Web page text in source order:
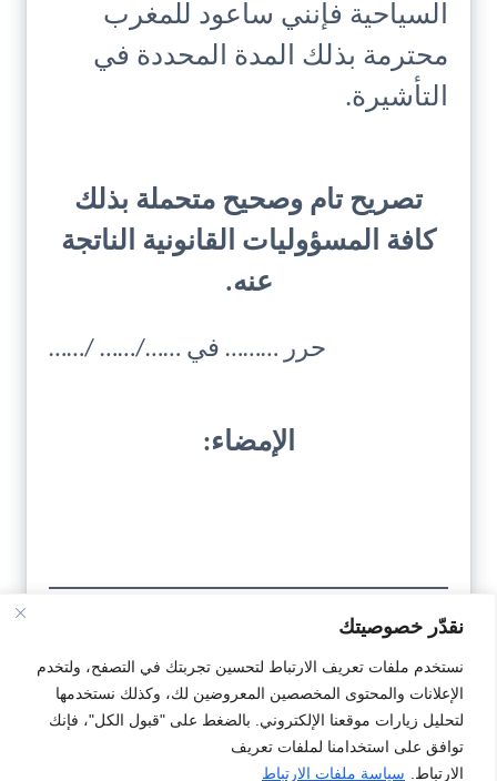
نقدّر خصوصيتك
نستخدم ملفات تعريف الارتباط لتحسين تجربتك في التصفح، ولتخدم
الإعلانات والمحتوى المخصصين المعروضين لك، وكذلك نستخدمها
لتحليل زيارات موقعنا الإلكتروني. بالضغط على "قبول الكل"، فإنك
توافق على استخدامنا لملفات تعريف
الارتباط.
سياسة ملفات الارتباط
السياحية فإنني سأعود للمغرب
محترمة بذلك المدة المحددة في
التأشيرة.
تصريح تام وصحيح متحملة بذلك
كافة المسؤوليات القانونية الناتجة
عنه.
حرر ……… في ……/…… /……
الإمضاء:
تحميل
النمودج